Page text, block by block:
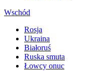
Wschód
Rosja
Ukraina
Białoruś
Ruska smuta
Łowcy onuc